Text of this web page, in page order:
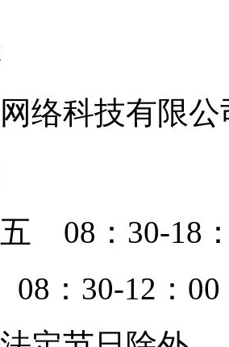
络科技有限公
08：30-18
30-12：00